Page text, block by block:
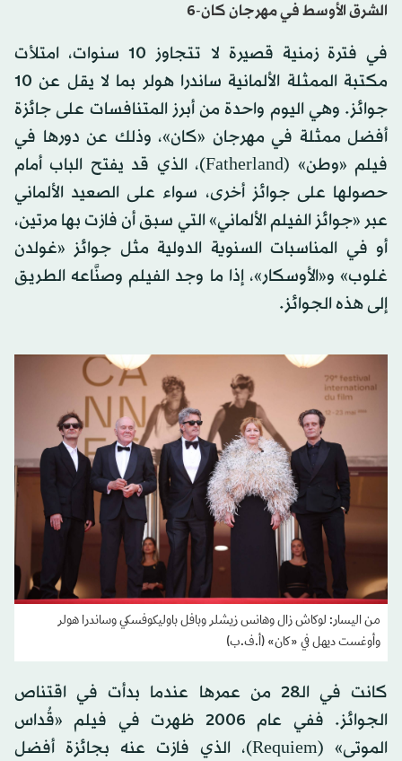
الشرق الأوسط في مهرجان كان-6
في فترة زمنية قصيرة لا تتجاوز 10 سنوات، امتلأت
مكتبة الممثلة الألمانية ساندرا هولر بما لا يقل عن 10
جوائز. وهي اليوم واحدة من أبرز المتنافسات على جائزة
أفضل ممثلة في مهرجان «كان»، وذلك عن دورها في
فيلم «وطن» (Fatherland)، الذي قد يفتح الباب أمام
حصولها على جوائز أخرى، سواء على الصعيد الألماني
عبر «جوائز الفيلم الألماني» التي سبق أن فازت بها مرتين،
أو في المناسبات السنوية الدولية مثل جوائز «غولدن
غلوب» و«الأوسكار»، إذا ما وجد الفيلم وصنَّاعه الطريق
إلى هذه الجوائز.
من اليسار: لوكاش زال وهانس زيشلر وبافل باوليكوفسكي وساندرا هولر
وأوغست ديهل في «كان» (أ.ف.ب)
كانت في الـ28 من عمرها عندما بدأت في اقتناص
الجوائز. ففي عام 2006 ظهرت في فيلم «قُداس
الموتى» (Requiem)، الذي فازت عنه بجائزة أفضل